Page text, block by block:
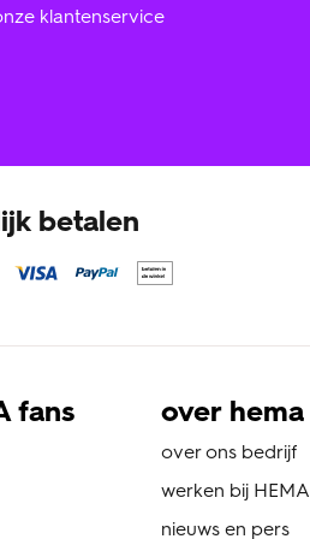
klantenservice
betalen
fans over hema
over ons bedrijf
werken bij HEMA
nieuws en pers